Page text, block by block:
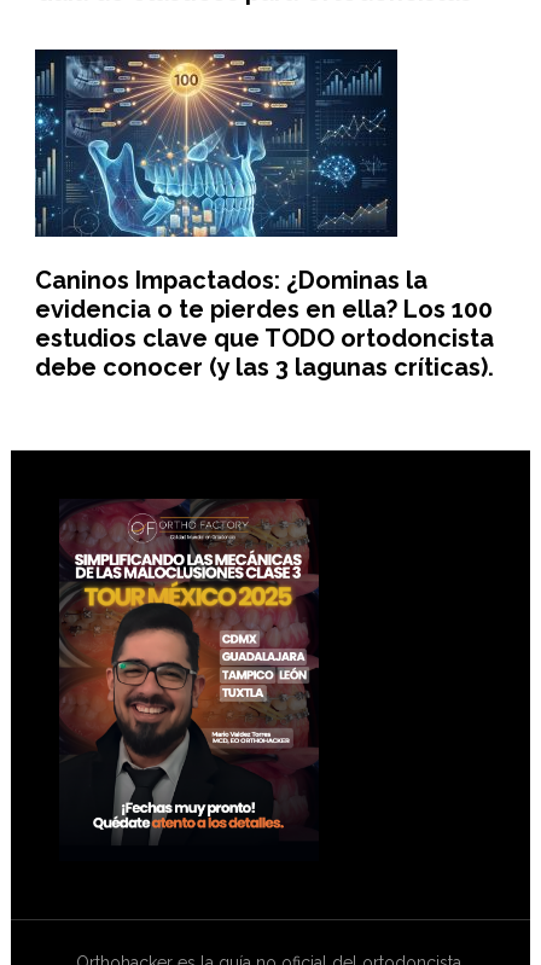
Caninos Impactados: ¿Dominas la
evidencia o te pierdes en ella? Los 100
estudios clave que TODO ortodoncista
debe conocer (y las 3 lagunas críticas).
Footer